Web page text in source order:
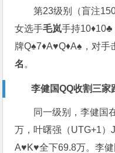
第23级别（盲注
女选手毛岚手持
牌Q♠️7♦️A♥️Q♦️A♠️，对手
名 。
李健国QQ收割三家
同一级别，李健国
万，叶曙强（UTG+1）
A♥️K♥️全下69.8万。李